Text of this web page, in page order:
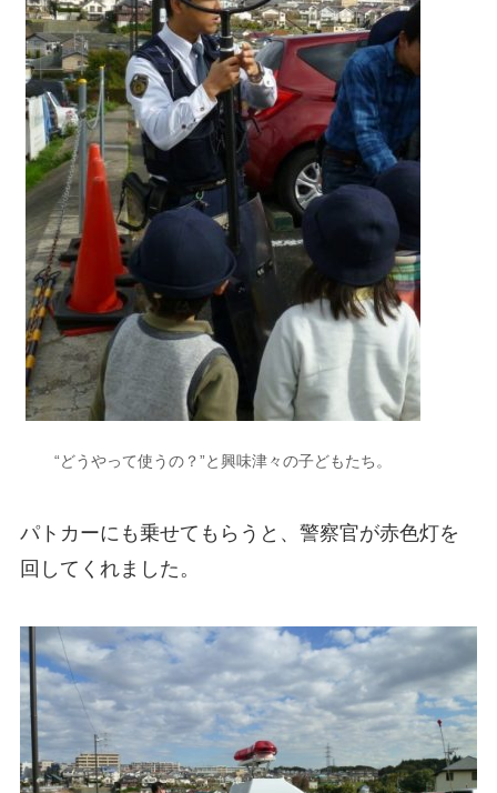
“どうやって使うの？”と興味津々の子どもたち。
パトカーにも乗せてもらうと、警察官が赤色灯を
回してくれました。